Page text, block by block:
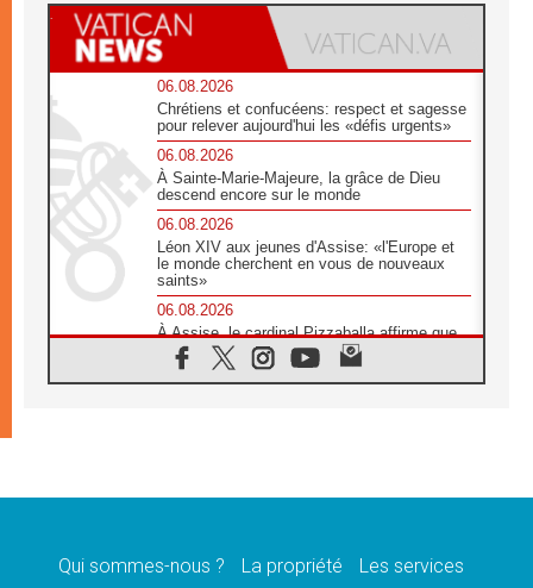
06.08.2026
Chrétiens et confucéens: respect et sagesse
pour relever aujourd'hui les «défis urgents»
06.08.2026
À Sainte-Marie-Majeure, la grâce de Dieu
descend encore sur le monde
06.08.2026
Léon XIV aux jeunes d'Assise: «l'Europe et
le monde cherchent en vous de nouveaux
saints»
06.08.2026
À Assise, le cardinal Pizzaballa affirme que
«les chrétiens veulent la paix»
06.08.2026
message de paix et de dignité humaine»
Qui sommes-nous ? La propriété Les services